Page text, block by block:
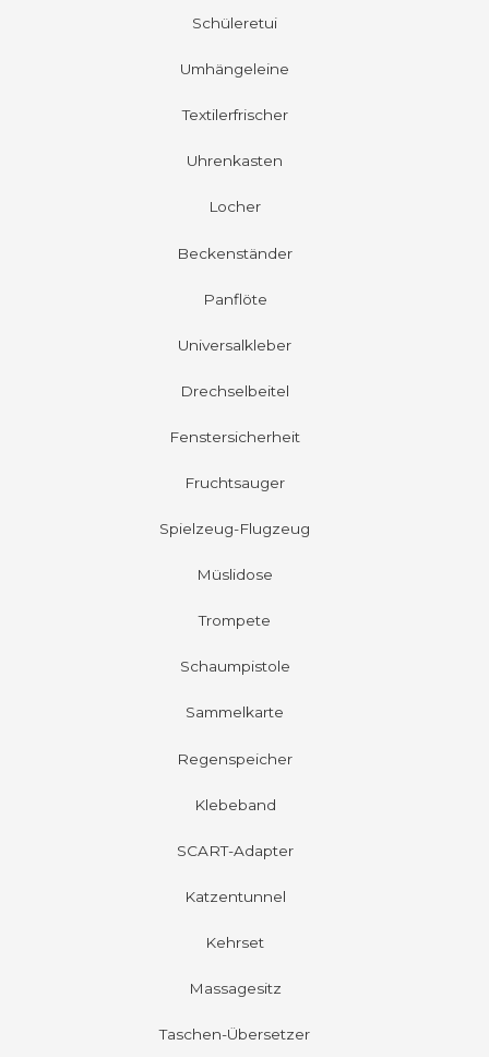
Schüleretui
Umhängeleine
Textilerfrischer
Uhrenkasten
Locher
Beckenständer
Panflöte
Universalkleber
Drechselbeitel
Fenstersicherheit
Fruchtsauger
Spielzeug-Flugzeug
Müslidose
Trompete
Schaumpistole
Sammelkarte
Regenspeicher
Klebeband
SCART-Adapter
Katzentunnel
Kehrset
Massagesitz
Taschen-Übersetzer